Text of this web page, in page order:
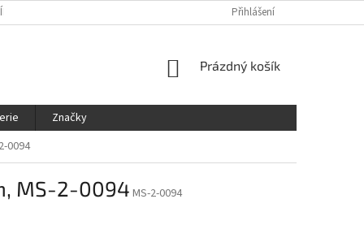
KDE NÁS NAJDETE
Přihlášení
NÁKUPNÍ
Prázdný košík
Značky
0094
MS-2-0094 MS-2-0094